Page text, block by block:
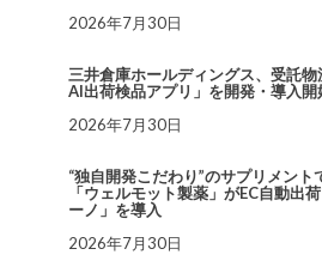
2026年7月30日
三井倉庫ホールディングス、受託
AI出荷検品アプリ」を開発・導入開
2026年7月30日
“独自開発こだわり”のサプリメント
「ウェルモット製薬」がEC自動出
ーノ」を導入
2026年7月30日